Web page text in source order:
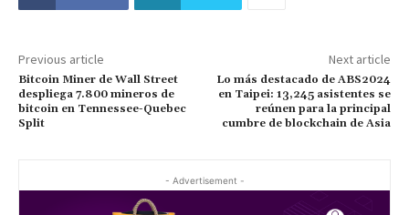
Previous article
Bitcoin Miner de Wall Street
despliega 7.800 mineros de
bitcoin en Tennessee-Quebec
Split
Next article
Lo más destacado de ABS2024
en Taipei: 13,245 asistentes se
reúnen para la principal
cumbre de blockchain de Asia
- Advertisement -